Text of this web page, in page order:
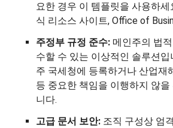
요한 경우 이 템플릿을 사용하
식 리소스 사이트, Office of
주정부 규정 준수: 메인주의 법
수할 수 있는 이상적인 솔루션입
주 국세청에 등록하거나 산업재
등 중요한 책임을 이행하지 않
니다.
고급 문서 보안: 조직 구성상 엄